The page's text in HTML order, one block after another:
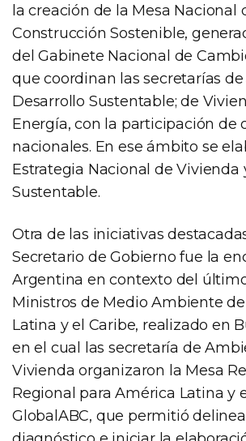
la creación de la Mesa Nacional
Construcción Sostenible,
del Gabinete Nacional de
que coordinan las secretarías
Desarrollo Sustentable; de
Energía, con la participación de
nacionales. En ese ámbito se
Estrategia Nacional de Vivienda
Sustentable.
Otra de las iniciativas
Secretario de Gobierno fue la
Argentina en contexto del
Ministros de Medio Ambiente
Latina y el Caribe, realizado en
en el cual las secretaría de
Vivienda organizaron la Mesa
Regional para América Latina y
GlobalABC, que permitió